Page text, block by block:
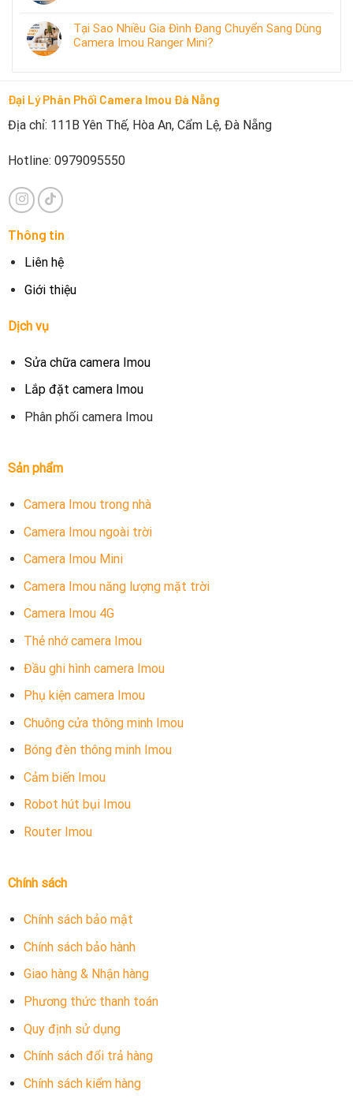
Tại Sao Nhiều Gia Đình Đang Chuyển Sang Dùng
Camera Imou Ranger Mini?
Đại Lý Phân Phối Camera Imou Đà Nẵng
Địa chỉ: 111B Yên Thế, Hòa An, Cẩm Lệ, Đà Nẵng
Hotline: 0979095550
Thông tin
Liên hệ
Giới thiệu
Dịch vụ
Sửa chữa camera Imou
Lắp đặt camera Imou
Phân phối camera Imou
Sản phẩm
Camera Imou trong nhà
Camera Imou ngoài trời
Camera Imou Mini
Camera Imou năng lượng mặt trời
Camera Imou 4G
Thẻ nhớ camera Imou
Đầu ghi hình camera Imou
Phụ kiện camera Imou
Chuông cửa thông minh Imou
Bóng đèn thông minh Imou
Cảm biến Imou
Robot hút bụi Imou
Router Imou
Chính sách
Chính sách bảo mật
Chính sách bảo hành
Giao hàng & Nhận hàng
Phương thức thanh toán
Quy định sử dụng
Chính sách đổi trả hàng
Chính sách kiểm hàng